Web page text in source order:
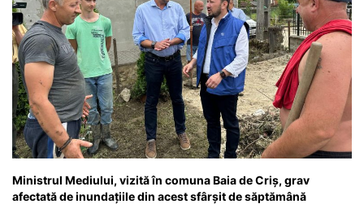
Ministrul Mediului, vizită în comuna Baia de Criș, grav
afectată de inundațiile din acest sfârșit de săptămână